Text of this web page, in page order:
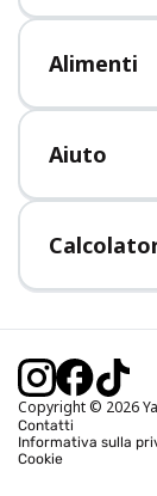
Tutte le
Alimenti
Tutti i cibi
Aiuto
Centro
Calcolo
Calcolo
Calcolo
Copyright © 2026
Contatti
Informativa sulla
Cookie